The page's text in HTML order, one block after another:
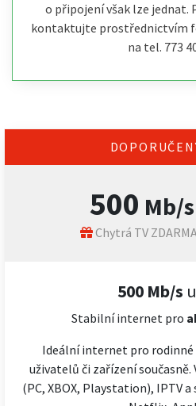
o připojení však lze jednat.
kontaktujte prostřednictvím
na tel. 773
500 Mb/s
Chytrá TV
500 Mb/s
Stabilní internet pro
Ideální internet pro rodinné
uživatelů či zařízení
(PC, XBOX, Playstation), IPTV